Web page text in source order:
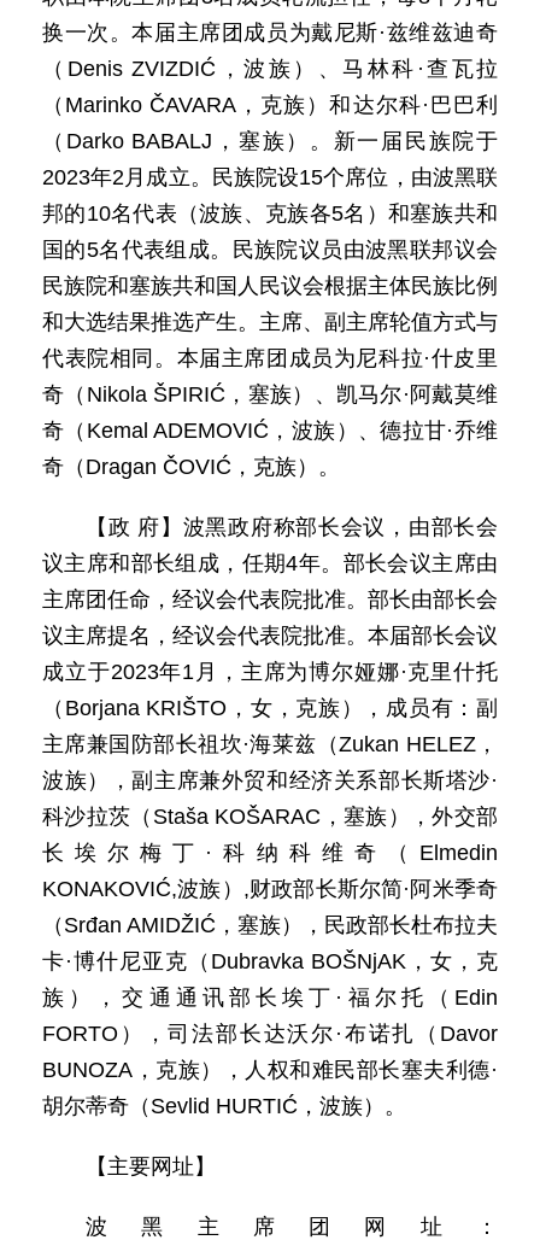
换一次。本届主席团成员为戴尼斯·兹维兹迪奇
（Denis ZVIZDIĆ，波族）、马林科·查瓦拉
（Marinko ČAVARA，克族）和达尔科·巴巴利
（Darko BABALJ，塞族）。新一届民族院于
2023年2月成立。民族院设15个席位，由波黑联
邦的10名代表（波族、克族各5名）和塞族共和
国的5名代表组成。民族院议员由波黑联邦议会
民族院和塞族共和国人民议会根据主体民族比例
和大选结果推选产生。主席、副主席轮值方式与
代表院相同。本届主席团成员为尼科拉·什皮里
奇（Nikola ŠPIRIĆ，塞族）、凯马尔·阿戴莫维
奇（Kemal ADEMOVIĆ，波族）、德拉甘·乔维
奇（Dragan ČOVIĆ，克族）。
【政 府】波黑政府称部长会议，由部长会
议主席和部长组成，任期4年。部长会议主席由
主席团任命，经议会代表院批准。部长由部长会
议主席提名，经议会代表院批准。本届部长会议
成立于2023年1月，主席为博尔娅娜·克里什托
（Borjana KRIŠTO，女，克族），成员有：副
主席兼国防部长祖坎·海莱兹（Zukan HELEZ，
波族），副主席兼外贸和经济关系部长斯塔沙·
科沙拉茨（Staša KOŠARAC，塞族），外交部
长埃尔梅丁·科纳科维奇（Elmedin
KONAKOVIĆ,波族）,财政部长斯尔简·阿米季奇
（Srđan AMIDŽIĆ，塞族），民政部长杜布拉夫
卡·博什尼亚克（Dubravka BOŠNjAK，女，克
族），交通通讯部长埃丁·福尔托（Edin
FORTO），司法部长达沃尔·布诺扎（Davor
BUNOZA，克族），人权和难民部长塞夫利德·
胡尔蒂奇（Sevlid HURTIĆ，波族）。
【主要网址】
波黑主席团网址：